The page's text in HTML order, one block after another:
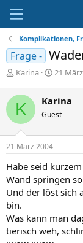
Komplikationen,
Frage -
E
s
t
e
l
l
e
Karina
E
t
e
l
m
21
K Karina
Guest
21 März 2004
Habe seid
Wand springen
Und der löst sich
bin.
Was kann man
tierisch weh,